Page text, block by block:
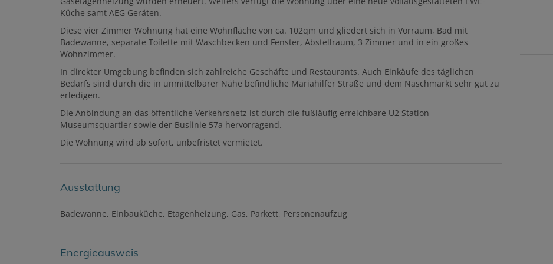
Küche samt AEG Geräten.
Diese vier Zimmer Wohnung hat eine Wohnfläche von ca. 102qm und gliedert sich in Vorraum, Bad mit
Badewanne, separate Toilette mit Waschbecken und Fenster, Abstellraum, 3 Zimmer und in ein großes
Wohnzimmer.
In direkter Umgebung befinden sich zahlreiche Geschäfte und Restaurants. Auch Einkäufe des täglichen
Bedarfs sind durch die in unmittelbarer Nähe befindliche Mariahilfer Straße und dem Naschmarkt sehr gut zu
erledigen.
Die Anbindung an das öffentliche Verkehrsnetz ist durch die fußläufig erreichbare U2 Station
Museumsquartier sowie der Buslinie 57a hervorragend.
Die Wohnung wird ab sofort, unbefristet vermietet.
Ausstattung
Badewanne Einbauküche Etagenheizung Gas Parkett Personenaufzug
Energieausweis